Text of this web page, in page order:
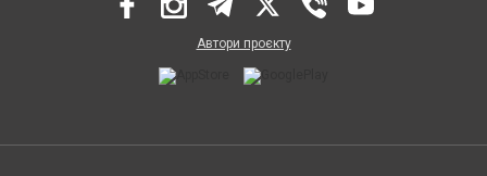
Автори проєкту